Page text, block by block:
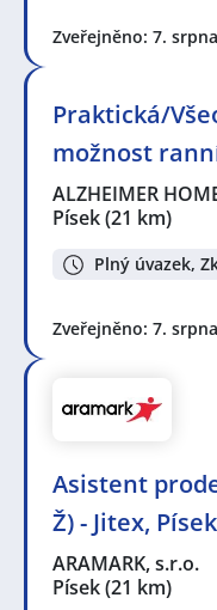
Zveřejněno: 7. srpna
Praktická/
možnost
ALZHEIMER
Písek(21 km)
Plný úvazek,
Zveřejněno: 7. srpna
Asistent
Ž) - Jitex, Písek
ARAMARK, s.r.o.
Písek(21 km)